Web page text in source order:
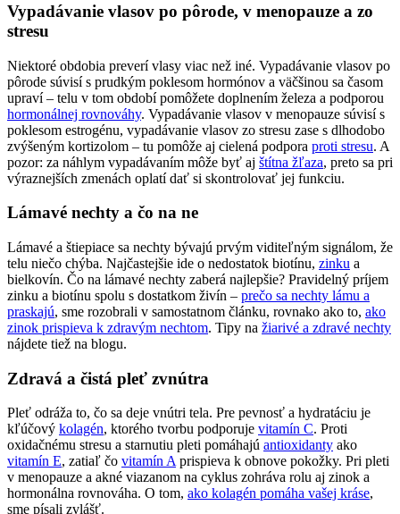
Vypadávanie vlasov po pôrode, v menopauze a zo
stresu
Niektoré obdobia preverí vlasy viac než iné. Vypadávanie vlasov po
pôrode súvisí s prudkým poklesom hormónov a väčšinou sa časom
upraví – telu v tom období pomôžete doplnením železa a podporou
hormonálnej rovnováhy. Vypadávanie vlasov v menopauze súvisí s
poklesom estrogénu, vypadávanie vlasov zo stresu zase s dlhodobo
zvýšeným kortizolom – tu pomôže aj cielená podpora proti stresu. A
pozor: za náhlym vypadávaním môže byť aj štítna žľaza, preto sa pri
výraznejších zmenách oplatí dať si skontrolovať jej funkciu.
Lámavé nechty a čo na ne
Lámavé a štiepiace sa nechty bývajú prvým viditeľným signálom, že
telu niečo chýba. Najčastejšie ide o nedostatok biotínu, zinku a
bielkovín. Čo na lámavé nechty zaberá najlepšie? Pravidelný príjem
zinku a biotínu spolu s dostatkom živín – prečo sa nechty lámu a
praskajú, sme rozobrali v samostatnom článku, rovnako ako to, ako
zinok prispieva k zdravým nechtom. Tipy na žiarivé a zdravé nechty
nájdete tiež na blogu.
Zdravá a čistá pleť zvnútra
Pleť odráža to, čo sa deje vnútri tela. Pre pevnosť a hydratáciu je
kľúčový kolagén, ktorého tvorbu podporuje vitamín C. Proti
oxidačnému stresu a starnutiu pleti pomáhajú antioxidanty ako
vitamín E, zatiaľ čo vitamín Aprispieva k obnove pokožky. Pri pleti
v menopauze a akné viazanom na cyklus zohráva rolu aj zinok a
hormonálna rovnováha. O tom, ako kolagén pomáha vašej kráse,
sme písali zvlášť.